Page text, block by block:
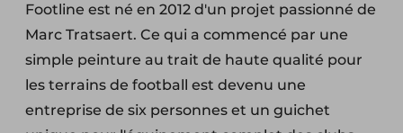
Footline est né en 2012 d'un projet passionné de
Marc Tratsaert. Ce qui a commencé par une
simple peinture au trait de haute qualité pour
les terrains de football est devenu une
entreprise de six personnes et un guichet